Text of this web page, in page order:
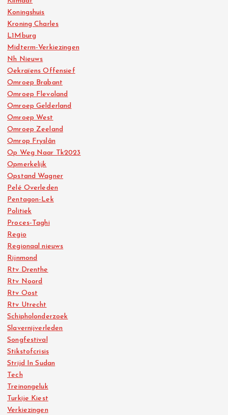
Koningshuis
Kroning Charles
L1Mburg
Midterm-Verkiezingen
Nh Nieuws
Oekraïens Offensief
Omroep Brabant
Omroep Flevoland
Omroep Gelderland
Omroep West
Omroep Zeeland
Omrop Fryslân
Op Weg Naar Tk2023
Opmerkelijk
Opstand Wagner
Pelé Overleden
Pentagon-Lek
Politiek
Proces-Taghi
Regio
Regionaal nieuws
Rijnmond
Rtv Drenthe
Rtv Noord
Rtv Oost
Rtv Utrecht
Schipholonderzoek
Slavernijverleden
Songfestival
Stikstofcrisis
Strijd In Sudan
Tech
Treinongeluk
Turkije Kiest
Verkiezingen